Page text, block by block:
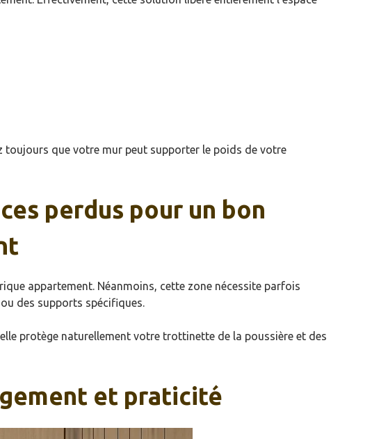
toujours que votre mur peut supporter le poids de votre
perdus pour un bon
appartement. Néanmoins, cette zone nécessite parfois
des supports spécifiques.
protège naturellement votre trottinette de la poussière et des
et praticité